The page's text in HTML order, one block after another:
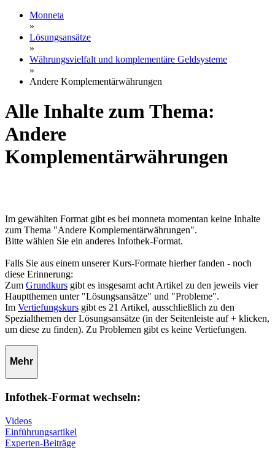
Monneta
»
Lösungsansätze
»
Währungsvielfalt und komplementäre Geldsysteme
»
Andere Komplementärwährungen
Alle Inhalte zum Thema:
Andere
Komplementärwährungen
Im gewählten Format gibt es bei monneta momentan keine Inhalte
zum Thema "Andere Komplementärwährungen".
Bitte wählen Sie ein anderes Infothek-Format.
Falls Sie aus einem unserer Kurs-Formate hierher fanden - noch
diese Erinnerung:
Zum Grundkurs gibt es insgesamt acht Artikel zu den jeweils vier
Hauptthemen unter "Lösungsansätze" und "Probleme".
Im Vertiefungskurs gibt es 21 Artikel, ausschließlich zu den
Spezialthemen der Lösungsansätze (in der Seitenleiste auf + klicken,
um diese zu finden). Zu Problemen gibt es keine Vertiefungen.
Mehr
Infothek-Format wechseln:
Videos
Einführungsartikel
Experten-Beiträge